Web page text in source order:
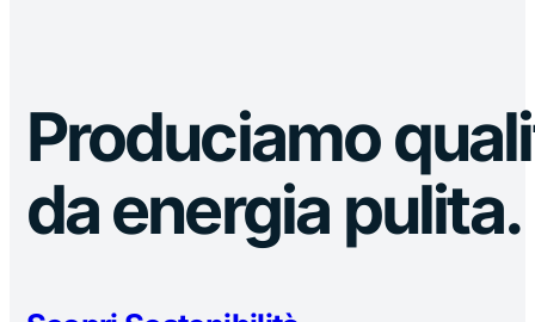
Produciamo
da energia pulita.